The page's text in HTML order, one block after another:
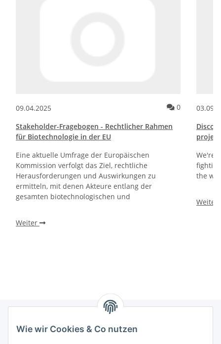
Wie wir Cookies & Co nutzen
Kommentare zum Artikel Crowdfunding: CityFarm Stockholm von
09.04.2025 0
Stakeholder-Fragebogen - Rechtlicher Rahmen
für Biotechnologie in der EU
Eine aktuelle Umfrage der Europäischen
Kommission verfolgt das Ziel, rechtliche
Herausforderungen und Auswirkungen zu
ermitteln, mit denen Akteure entlang der
gesamten biotechnologischen und
Weiter
We're
the
Weiter